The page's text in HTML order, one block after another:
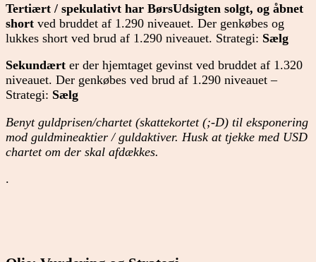
Tertiært / spekulativt har BørsUdsigten solgt, og åbnet
short ved bruddet af 1.290 niveauet. Der genkøbes og
lukkes short ved brud af 1.290 niveauet. Strategi: Sælg
Sekundært er der hjemtaget gevinst ved bruddet af 1.320
niveauet. Der genkøbes ved brud af 1.290 niveauet –
Strategi: Sælg
Benyt guldprisen/chartet (skattekortet (;-D) til eksponering
mod guldmineaktier / guldaktiver. Husk at tjekke med USD
chartet om der skal afdækkes.
.